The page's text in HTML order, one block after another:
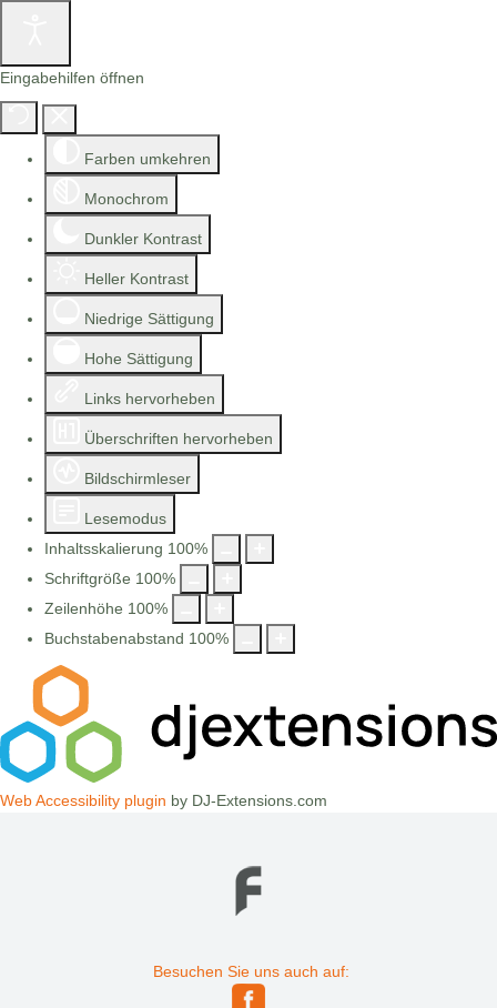
Eingabehilfen öffnen
Farben umkehren
Monochrom
Dunkler Kontrast
Heller Kontrast
Niedrige Sättigung
Hohe Sättigung
Links hervorheben
Überschriften hervorheben
Bildschirmleser
Lesemodus
Inhaltsskalierung 100%
Schriftgröße 100%
Zeilenhöhe 100%
Buchstabenabstand 100%
Web Accessibility plugin by DJ-Extensions.com
Besuchen Sie uns auch auf: